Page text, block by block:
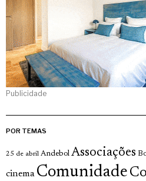
Publicidade
POR TEMAS
25 de abril Andebol Associações
cinema Comunidade